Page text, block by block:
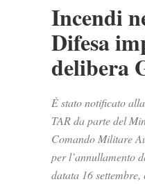
Incendi
Difesa
delibera
È stato notificato
TAR da parte del
Comando Militare
per l’annullamento
datata 16 settembre,